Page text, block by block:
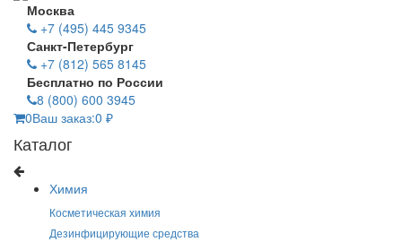
Москва
+7 (495) 445 9345
Санкт-Петербург
+7 (812) 565 8145
Бесплатно по России
8 (800) 600 3945
0Ваш заказ:0 ₽
Каталог
Химия
Косметическая химия
Дезинфицирующие средства